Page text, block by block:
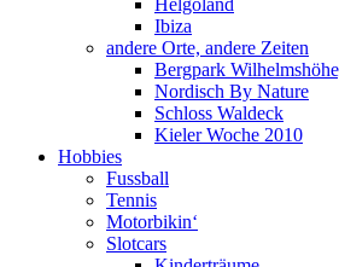
Ibiza
andere Orte, andere Zeiten
Bergpark
Nordisch By Nature
Schloss Waldeck
Kieler Woche 2010
Hobbies
Fussball
Tennis
Motorbikin‘
Slotcars